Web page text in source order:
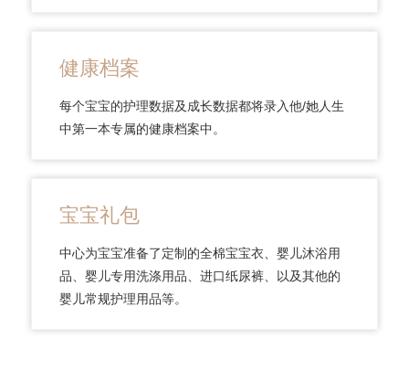
健康档案
每个宝宝的护理数据及成长数据都将录入他/她人生
中第一本专属的健康档案中。
宝宝礼包
中心为宝宝准备了定制的全棉宝宝衣、婴儿沐浴用
品、婴儿专用洗涤用品、进口纸尿裤、以及其他的
婴儿常规护理用品等。